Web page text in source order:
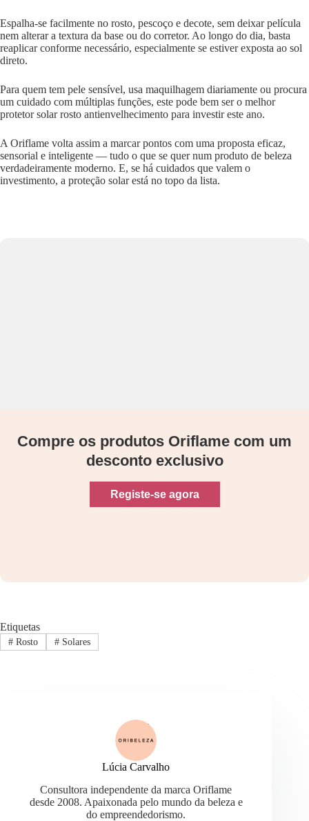
Espalha-se facilmente no rosto, pescoço e decote, sem deixar película
nem alterar a textura da base ou do corretor. Ao longo do dia, basta
reaplicar conforme necessário, especialmente se estiver exposta ao sol
direto.
Para quem tem pele sensível, usa maquilhagem diariamente ou procura
um cuidado com múltiplas funções, este pode bem ser o melhor
protetor solar rosto antienvelhecimento para investir este ano.
A Oriflame volta assim a marcar pontos com uma proposta eficaz,
sensorial e inteligente — tudo o que se quer num produto de beleza
verdadeiramente moderno. E, se há cuidados que valem o
investimento, a proteção solar está no topo da lista.
Compre os produtos Oriflame com um
desconto exclusivo
Registe-se agora
Etiquetas
#Rosto #Solares
Lúcia Carvalho
Consultora independente da marca Oriflame
desde 2008. Apaixonada pelo mundo da beleza e
do empreendedorismo.